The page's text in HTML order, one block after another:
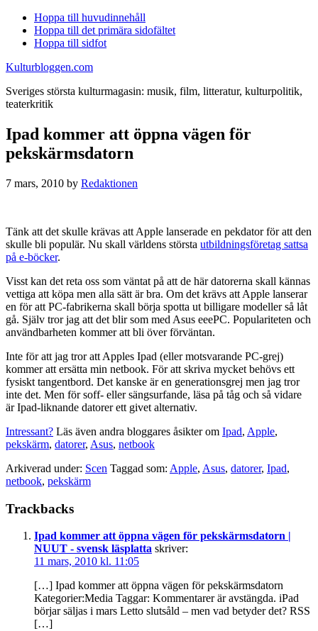
Hoppa till huvudinnehåll
Hoppa till det primära sidofältet
Hoppa till sidfot
Kulturbloggen.com
Sveriges största kulturmagasin: musik, film, litteratur, kulturpolitik,
teaterkritik
Ipad kommer att öppna vägen för
pekskärmsdatorn
7 mars, 2010 by Redaktionen
Tänk att det skulle krävas att Apple lanserade en pekdator för att den
skulle bli populär. Nu skall världens största utbildningsföretag sattsa
på e-böcker.
Visst kan det reta oss som väntat på att de här datorerna skall kännas
vettiga att köpa men alla sätt är bra. Om det krävs att Apple lanserar
en för att PC-fabrikerna skall börja spotta ut billigare modeller så låt
gå. Själv tror jag att det blir som med Asus eeePC. Populariteten och
användbarheten kommer att bli över förväntan.
Inte för att jag tror att Apples Ipad (eller motsvarande PC-grej)
kommer att ersätta min netbook. För att skriva mycket behövs ett
fysiskt tangentbord. Det kanske är en generationsgrej men jag tror
inte det. Men för soff- eller sängsurfande, läsa på tåg och så vidare
är Ipad-liknande datorer ett givet alternativ.
Intressant? Läs även andra bloggares åsikter om Ipad, Apple,
pekskärm, datorer, Asus, netbook
Arkiverad under: Scen Taggad som: Apple, Asus, datorer, Ipad,
netbook, pekskärm
Läsarkommentarer
Trackbacks
Ipad kommer att öppna vägen för pekskärmsdatorn |
NUUT - svensk läsplatta skriver:
11 mars, 2010 kl. 11:05
[…] Ipad kommer att öppna vägen för pekskärmsdatorn
Kategorier:Media Taggar: Kommentarer är avstängda. iPad
börjar säljas i mars Letto slutsåld – men vad betyder det? RSS
[…]